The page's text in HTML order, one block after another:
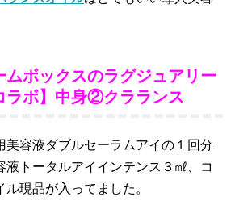
ムボックスのラグジュアリー
ラボ】中身②クラランス
美容液ダブルセーラムアイの１回分
液トータルアイインテンス３㎖、コ
現品が入ってました。